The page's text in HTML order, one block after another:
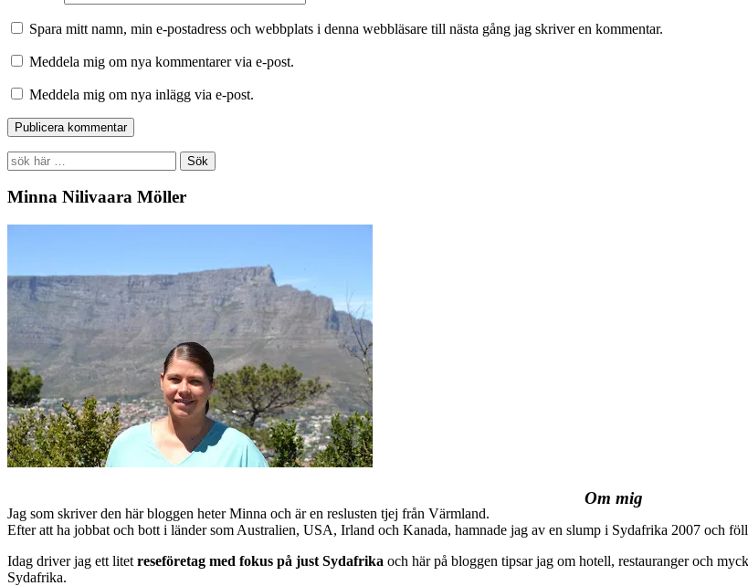
Spara mitt namn, min e-postadress och webbplats i denna webbläsare till nästa gång jag skriver en kommentar.
Meddela mig om nya kommentarer via e-post.
Meddela mig om nya inlägg via e-post.
Search
for:
Minna Nilivaara Möller
Om mig
Jag som skriver den här bloggen heter Minna och är en reslusten tjej från Värmland.
Efter att ha jobbat och bott i länder som Australien, USA, Irland och Kanada, hamnade jag av en slump i Sydafrika 2007 och
Idag driver jag ett litet reseföretag med fokus på just Sydafrika och här på bloggen tipsar jag om hotell, restauranger och
Sydafrika.